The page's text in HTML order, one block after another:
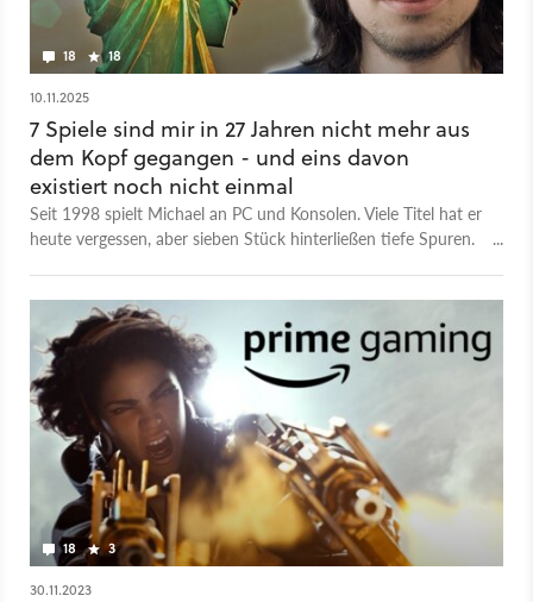
18 18
10.11.2025
7 Spiele sind mir in 27 Jahren nicht mehr aus
dem Kopf gegangen - und eins davon
existiert noch nicht einmal
Seit 1998 spielt Michael an PC und Konsolen. Viele Titel hat er
heute vergessen, aber sieben Stück hinterließen tiefe Spuren.
18 3
30.11.2023